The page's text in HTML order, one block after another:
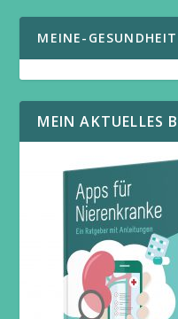
MEINE-
MEIN AKTUELLES